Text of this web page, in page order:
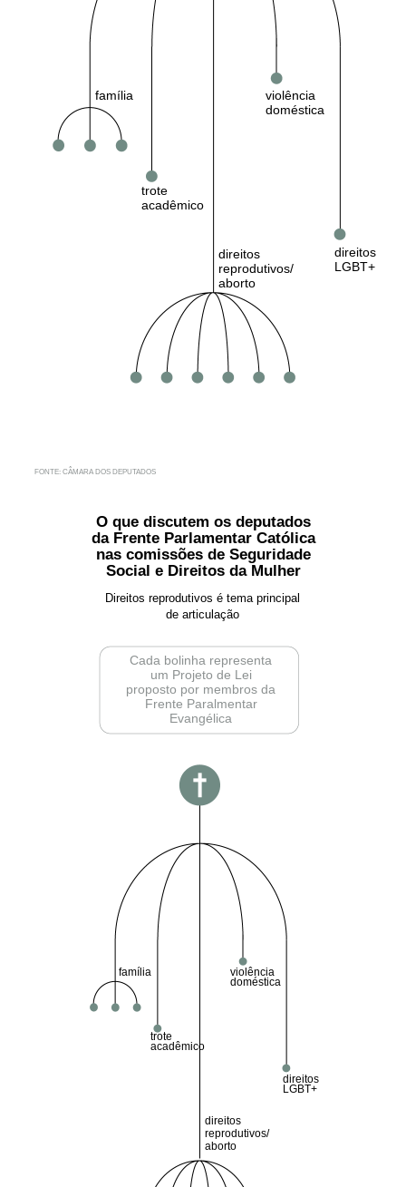
violência
doméstica
família
trote
acadêmico
direitos
LGBT+
direitos
reprodutivos/
aborto
FONTE: CÂMARA DOS DEPUTADOS
O que discutem os deputados
da Frente Parlamentar Católica
nas comissões de Seguridade
Social e Direitos da Mulher
Direitos reprodutivos é tema principal
de articulação
Cada bolinha representa
um Projeto de Lei
proposto por membros da
Frente Paralmentar
Evangélica
violência
doméstica
família
trote
acadêmico
direitos
LGBT+
direitos
reprodutivos/
aborto